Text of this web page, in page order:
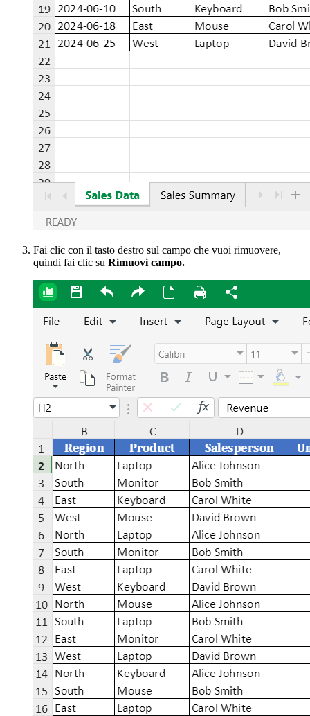
Fai clic con il tasto destro sul campo che vuoi rimuovere,
quindi fai clic su Rimuovi campo.